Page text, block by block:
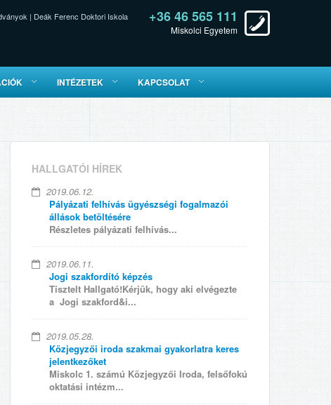
+36 46 565 111
Miskolci Egyetem
| Deák Ferenc Doktori Iskola
INTÉZETEK KAPCSOLAT
HALLGATÓI HÍREK
2019.06.12.
Pályázati felhívás ügyészségi fogalmazói
állások betöltésére
Részletes pályázati felhívás...
2019.06.11.
Jogi szakfordító képzés
Tisztelt Hallgató!Kérjük, hogy aki elvégezte
a Jogi szakford&i...
2019.05.28.
Közjegyzői iroda szakmai gyakorlatra keres
jelentkezőket
Miskolc 1. számú Közjegyzői Iroda, felsőfokú
oktatási intézm...